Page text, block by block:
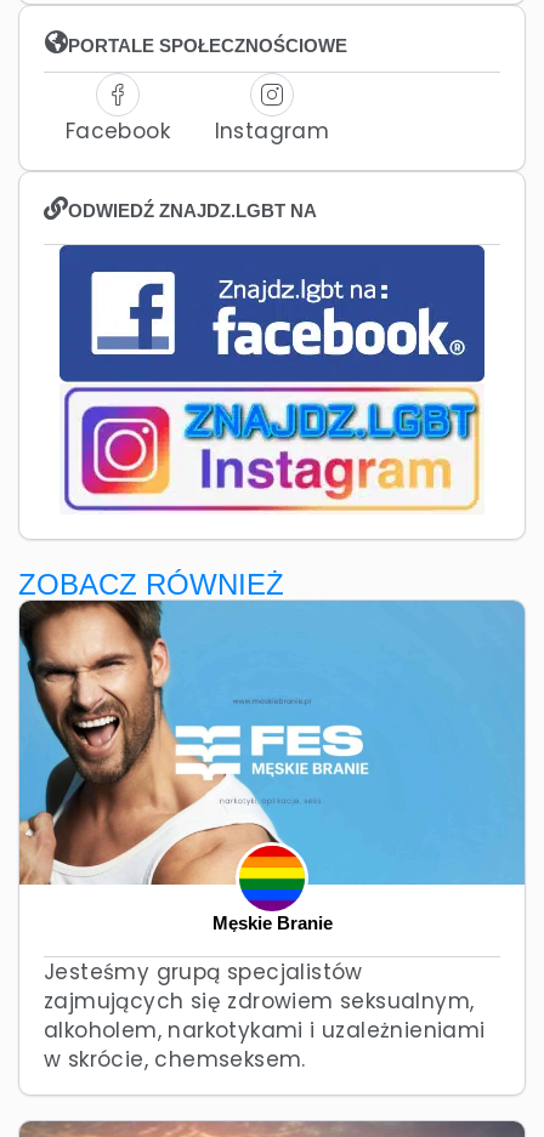
PORTALE SPOŁECZNOŚCIOWE
Facebook Instagram
ODWIEDŹ ZNAJDZ.LGBT NA
ZOBACZ RÓWNIEŻ
Męskie Branie
Jesteśmy grupą specjalistów
zajmujących się zdrowiem seksualnym,
alkoholem, narkotykami i uzależnieniami
w skrócie, chemseksem.